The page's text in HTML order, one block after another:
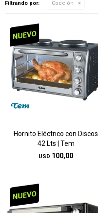
Filtrando por: Cocción
Hornito Eléctrico con Discos
42 Lts | Tem
USD 100,00